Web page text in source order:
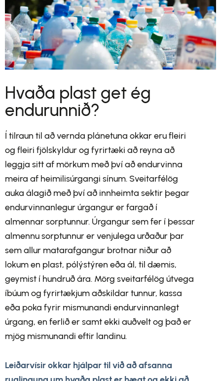
Hvaða plast get ég
endurunnið?
Í tilraun til að vernda plánetuna okkar eru fleiri
og fleiri fjölskyldur og fyrirtæki að reyna að
leggja sitt af mörkum með því að endurvinna
meira af heimilisúrgangi sínum. Sveitarfélög
auka álagið með því að innheimta sektir þegar
endurvinnanlegur úrgangur er fargað í
almennar sorptunnur. Úrgangur sem fer í þessar
almennu sorptunnur er venjulega urðaður þar
sem allur matarafgangur brotnar niður að
lokum en plast, pólýstýren eða ál, til dæmis,
geymist í hundruð ára. Mörg sveitarfélög útvega
íbúum og fyrirtækjum aðskildar tunnur, kassa
eða poka fyrir mismunandi endurvinnanlegt
úrgang, en ferlið er samt ekki auðvelt og það er
mjög mismunandi eftir landinu.
Leiðarvísir okkar hjálpar til við að afsanna